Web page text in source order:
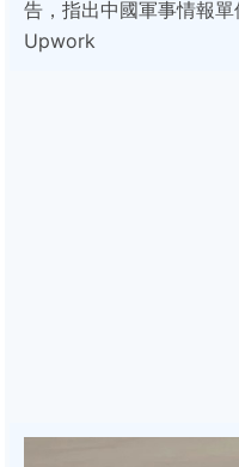
告，指出中國軍事情報
Upwork